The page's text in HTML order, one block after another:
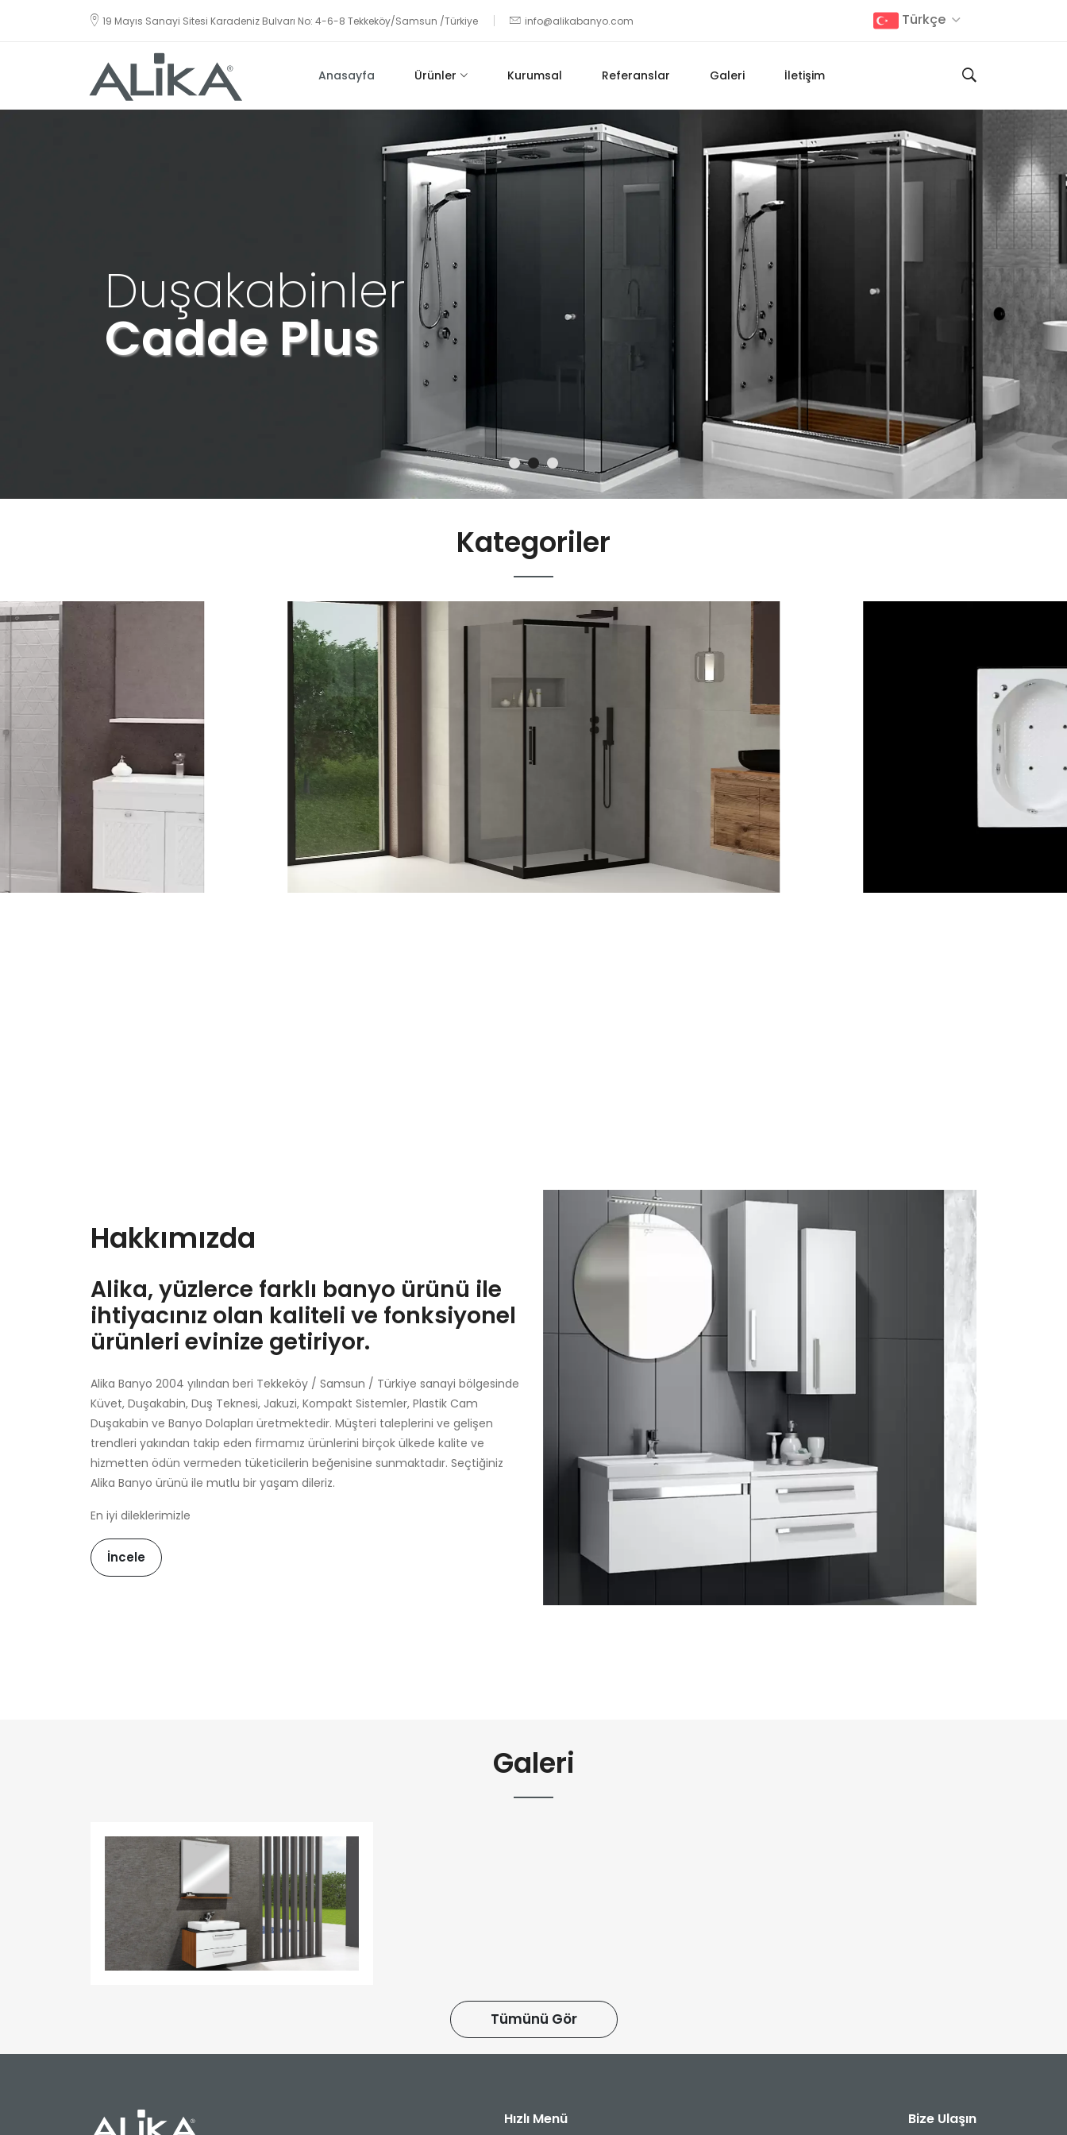
19 Mayıs Sanayi Sitesi Karadeniz Bulvarı No: 4-6-8 Tekkeköy/Samsun /Türkiye info@alikabanyo.com Türkçe
Anasayfa Ürünler Kurumsal Referanslar Galeri İletişim
Küvetler
Özel Tasarım Küvetler
Kategoriler
Hakkımızda
Alika, yüzlerce farklı banyo ürünü ile
ihtiyacınız olan kaliteli ve fonksiyonel
ürünleri evinize getiriyor.
Alika Banyo 2004 yılından beri Tekkeköy / Samsun / Türkiye sanayi bölgesinde
Küvet, Duşakabin, Duş Teknesi, Jakuzi, Kompakt Sistemler, Plastik Cam
Duşakabin ve Banyo Dolapları üretmektedir. Müşteri taleplerini ve gelişen
trendleri yakından takip eden firmamız ürünlerini birçok ülkede kalite ve
hizmetten ödün vermeden tüketicilerin beğenisine sunmaktadır. Seçtiğiniz
Alika Banyo ürünü ile mutlu bir yaşam dileriz.
En iyi dileklerimizle
İncele
Galeri
Tümünü Gör
Hızlı Menü Bize Ulaşın